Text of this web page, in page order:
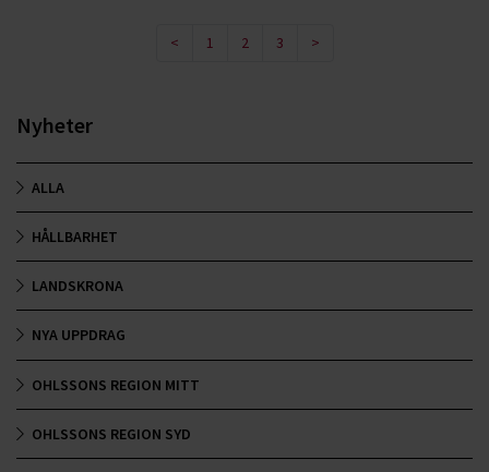
< 1 2 3 >
Nyheter
ALLA
HÅLLBARHET
LANDSKRONA
NYA UPPDRAG
OHLSSONS REGION MITT
OHLSSONS REGION SYD